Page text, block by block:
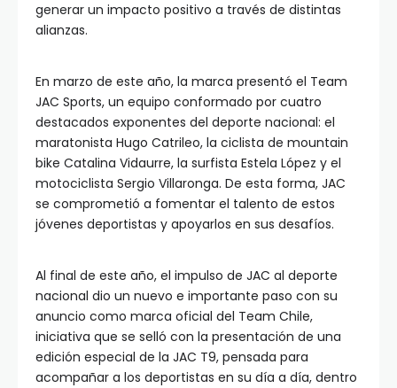
generar un impacto positivo a través de distintas
alianzas.
En marzo de este año, la marca presentó el Team
JAC Sports, un equipo conformado por cuatro
destacados exponentes del deporte nacional: el
maratonista Hugo Catrileo, la ciclista de mountain
bike Catalina Vidaurre, la surfista Estela López y el
motociclista Sergio Villaronga. De esta forma, JAC
se comprometió a fomentar el talento de estos
jóvenes deportistas y apoyarlos en sus desafíos.
Al final de este año, el impulso de JAC al deporte
nacional dio un nuevo e importante paso con su
anuncio como marca oficial del Team Chile,
iniciativa que se selló con la presentación de una
edición especial de la JAC T9, pensada para
acompañar a los deportistas en su día a día, dentro